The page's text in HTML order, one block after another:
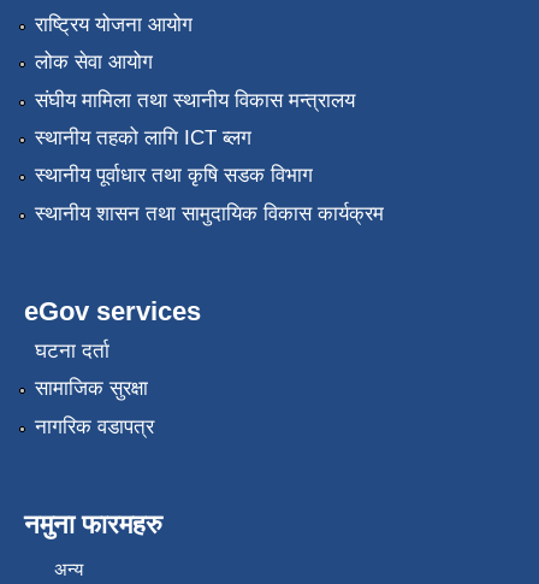
राष्ट्रिय योजना आयोग
लोक सेवा आयोग
संघीय मामिला तथा स्थानीय विकास मन्त्रालय
स्थानीय तहको लागि ICT ब्लग
स्थानीय पूर्वाधार तथा कृषि सडक विभाग
स्थानीय शासन तथा सामुदायिक विकास कार्यक्रम
eGov services
घटना दर्ता
सामाजिक सुरक्षा
नागरिक वडापत्र
नमुना फारमहरु
अन्य